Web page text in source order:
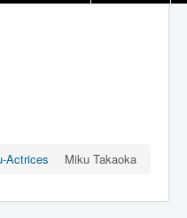
Actrices Miku Takaoka